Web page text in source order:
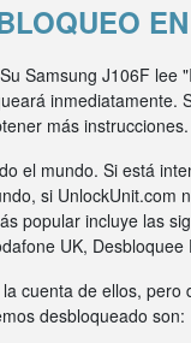
Samsung J106F lee
inmediatamente.
más instrucciones.
el mundo. Si está
si UnlockUnit.com
popular incluye las
UK,
cuenta de ellos,
desbloqueado son: